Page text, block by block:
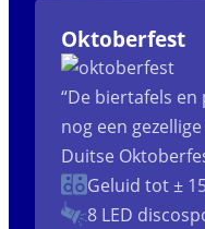
Oktoberfest
“De biertafels
nog een
Duitse
Geluid tot ±
8 LED